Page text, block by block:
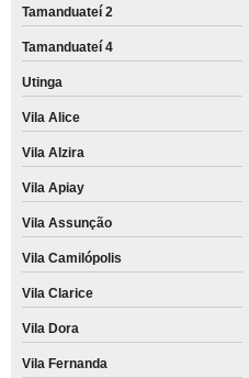
Tamanduateí 2
Tamanduateí 4
Utinga
Vila Alice
Vila Alzira
Vila Apiay
Vila Assunção
Vila Camilópolis
Vila Clarice
Vila Dora
Vila Fernanda